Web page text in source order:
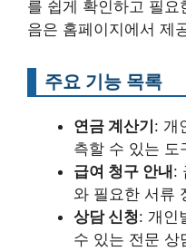
를 쉽게 확인하고 필
음은 홈페이지에서 제
주요 기능 목록
연금 계산기: 개
측할 수 있는 도
급여 청구 안내:
와 필요한 서류
상담 신청: 개인
수 있는 전문 상